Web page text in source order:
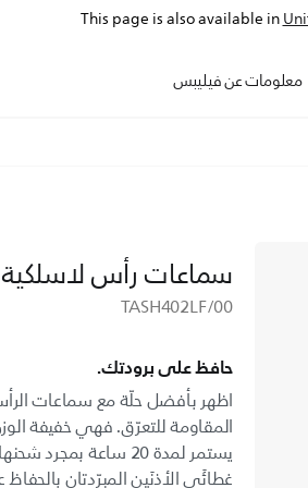
This page is also available in
معلومات عن فيليبس
سماعات رأس لاسلكية
TASH402LF/00
حافظ على برودتك.
اظهر بأفضل حلّة مع سماعات
المقاومة للتعرّق. فهي خفيفة
يستمر لمدة 20 ساعة
غطائَي الأذنَين المبرّدتان